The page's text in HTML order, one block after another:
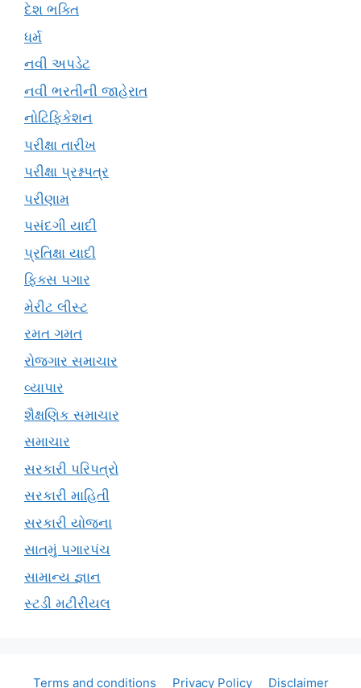
દેશ ભક્તિ
ધર્મ
નવી અપડેટ
નવી ભરતીની જાહેરાત
નોટિફિકેશન
પરીક્ષા તારીખ
પરીક્ષા પ્રશ્નપત્ર
પરીણામ
પસંદગી યાદી
પ્રતિક્ષા યાદી
ફિક્સ પગાર
મેરીટ લીસ્ટ
રમત ગમત
રોજગાર સમાચાર
વ્યાપાર
શૈક્ષણિક સમાચાર
સમાચાર
સરકારી પરિપત્રો
સરકારી માહિતી
સરકારી યોજના
સાતમું પગારપંચ
સામાન્ય જ્ઞાન
સ્ટડી મટીરીયલ
Terms and conditions Privacy Policy Disclaimer